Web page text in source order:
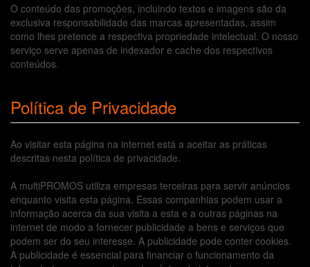
O conteúdo das promoções, incluindo textos e imagens são da
exclusiva responsabilidade das marcas apresentadas, assim
como lhes pretence a respectiva propriedade intelectual. O nosso
serviço serve apenas de indexador e cache dos respectivos
conteúdos.
Política de Privacidade
Ao visitar esta página na internet está a aceitar as práticas
descritas nesta política de privacidade.
A multiPROMOS utiliza empresas terceiras para servir anúncios
enquanto visita esta página. Essas companhias podem usar a
informação acerca da sua visita a esta e a outras páginas na
internet de modo a fornecer publicidade a bens e serviços que
podem ser do seu interesse. A publicidade pode conter cookies.
A publicidade é essencial para financiar o funcionamento da